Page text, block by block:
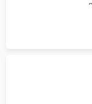
продувка